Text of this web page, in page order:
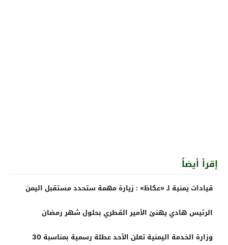
إقرأ أيضاً
قيادات يمنية لـ «عكاظ» : زيارة مهمة ستحدد مستقبل اليمن
الرئيس هادي يهنئ الأمير القطري بحلول شهر رمضان
وزارة الخدمة اليمنية تعلن الأحد عطلة رسمية بمناسبة 30